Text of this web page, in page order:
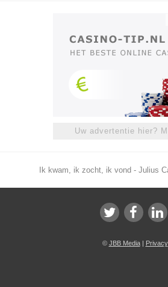
Uw advertentie hier?
Ik kwam, ik zocht, ik vond - Julius
© JBB Media| Privacy